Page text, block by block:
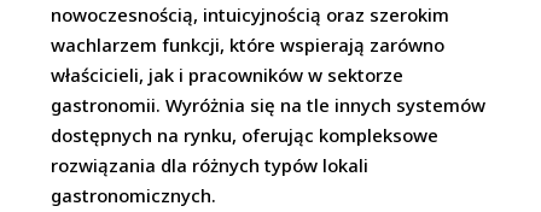
nowoczesnością, intuicyjnością oraz szerokim
wachlarzem funkcji, które wspierają zarówno
właścicieli, jak i pracowników w sektorze
gastronomii. Wyróżnia się na tle innych systemów
dostępnych na rynku, oferując kompleksowe
rozwiązania dla różnych typów lokali
gastronomicznych.